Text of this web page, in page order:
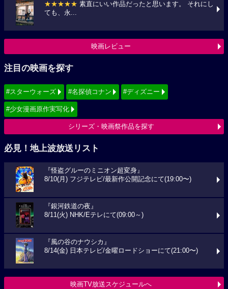
★★★★★ 素直にいい作品だったと思います。 それにし
ても、永...
映画レビュー
注目の映画を探す
#スターウォーズ #名探偵コナン #ディズニー
#少女漫画原作実写化
シリーズ・映画祭作品を探す
必見！地上波放送リスト
『怪盗グルーのミニオン超変身』
8/10(月) フジテレビ/最新作公開記念にて(19:00〜)
『銀河鉄道の夜』
8/11(火) NHK/Eテレにて(09:00～)
『風の谷のナウシカ』
8/14(金) 日本テレビ/金曜ロードショーにて(21:00〜)
映画TV放送スケジュールへ